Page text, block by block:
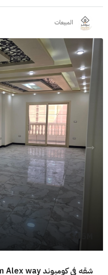
المبيعات
4.5M$
شقه فى كومبوند 180m Alex way